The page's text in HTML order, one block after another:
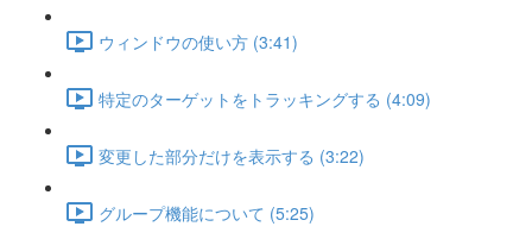
ウィンドウの使い方 (3:41)
特定のターゲットをトラッキングする (4:09)
変更した部分だけを表示する (3:22)
グループ機能について (5:25)